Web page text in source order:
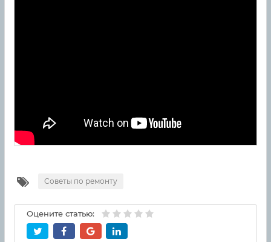
Советы по ремонту
Оцените статью: